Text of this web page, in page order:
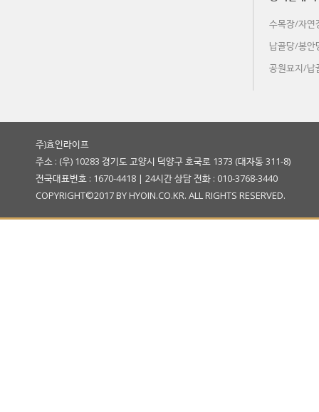
수목장/자연
납골당/봉안
공원묘지/납
주)효인라이프
주소 : (우) 10283 경기도 고양시 덕양구 호국로 1373 (대자동 311-8)
전국대표번호 : 1670-4418 | 24시간 상담 전화 : 010-3768-3440
COPYRIGHT©2017 BY HYOIN.CO.KR. ALL RIGHTS RESERVED.